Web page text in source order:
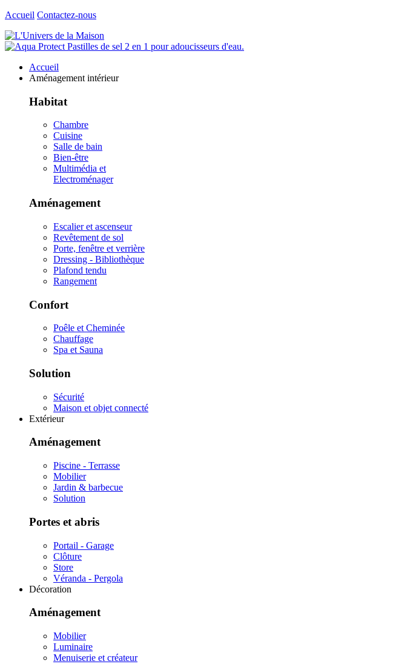
Accueil Contactez-nous
Accueil
Aménagement intérieur
Habitat
Chambre
Cuisine
Salle de bain
Bien-être
Multimédia et
Electroménager
Aménagement
Escalier et ascenseur
Revêtement de sol
Porte, fenêtre et verrière
Dressing - Bibliothèque
Plafond tendu
Rangement
Confort
Poêle et Cheminée
Chauffage
Spa et Sauna
Solution
Sécurité
Maison et objet connecté
Extérieur
Aménagement
Piscine - Terrasse
Mobilier
Jardin & barbecue
Solution
Portes et abris
Portail - Garage
Clôture
Store
Véranda - Pergola
Décoration
Aménagement
Mobilier
Luminaire
Menuiserie et créateur